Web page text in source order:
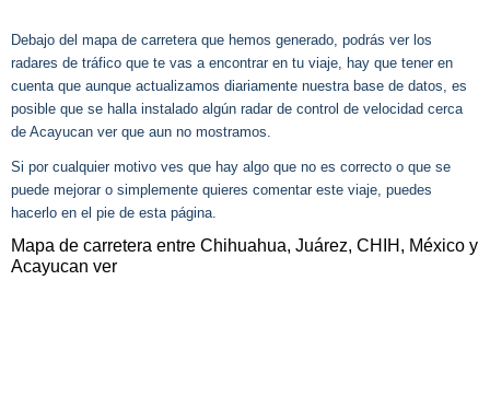
Debajo del mapa de carretera que hemos generado, podrás ver los
radares de tráfico que te vas a encontrar en tu viaje, hay que tener en
cuenta que aunque actualizamos diariamente nuestra base de datos, es
posible que se halla instalado algún radar de control de velocidad cerca
de Acayucan ver que aun no mostramos.
Si por cualquier motivo ves que hay algo que no es correcto o que se
puede mejorar o simplemente quieres comentar este viaje, puedes
hacerlo en el pie de esta página.
Mapa de carretera entre Chihuahua, Juárez, CHIH, México y
Acayucan ver